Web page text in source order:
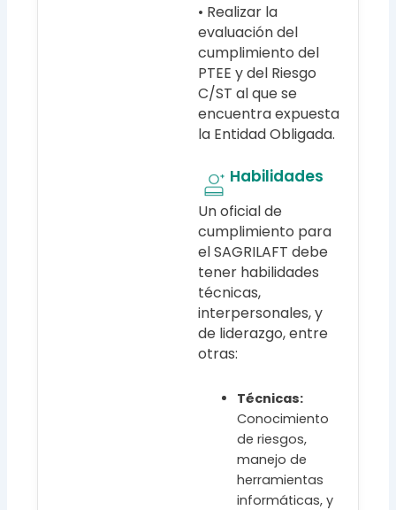
• Realizar la
evaluación del
cumplimiento del
PTEE y del Riesgo
C/ST al que se
encuentra expuesta
la Entidad Obligada.
Habilidades
Un oficial de
cumplimiento para
el SAGRILAFT debe
tener habilidades
técnicas,
interpersonales, y
de liderazgo, entre
otras:
Técnicas:
Conocimiento
de riesgos,
manejo de
herramientas
informáticas, y